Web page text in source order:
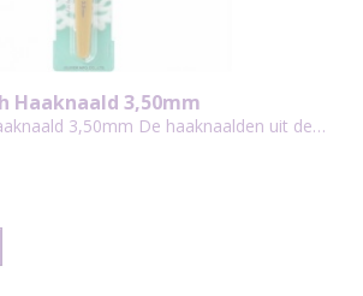
Haaknaald 3,50mm
3,50mm De haaknaalden uit de…